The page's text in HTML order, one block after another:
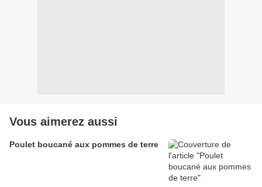
Vous aimerez aussi
Poulet boucané aux pommes de terre